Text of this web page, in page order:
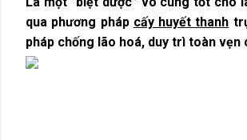
qua phương pháp cấy huyết thanh
pháp chống lão hoá, duy trì toàn